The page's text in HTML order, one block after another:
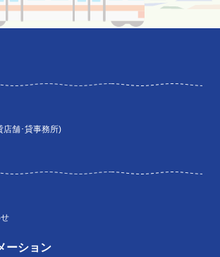
店舗･貸事務所)
ーション